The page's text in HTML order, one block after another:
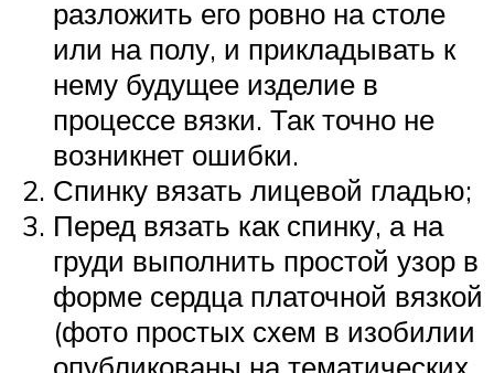
разложить его ровно на столе
или на полу, и прикладывать к
нему будущее изделие в
процессе вязки. Так точно не
возникнет ошибки.
Спинку вязать лицевой гладью;
Перед вязать как спинку, а на
груди выполнить простой узор в
форме сердца платочной вязкой
(фото простых схем в изобилии